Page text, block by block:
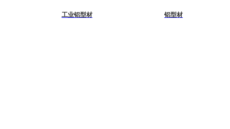
工业铝型材 铝型材